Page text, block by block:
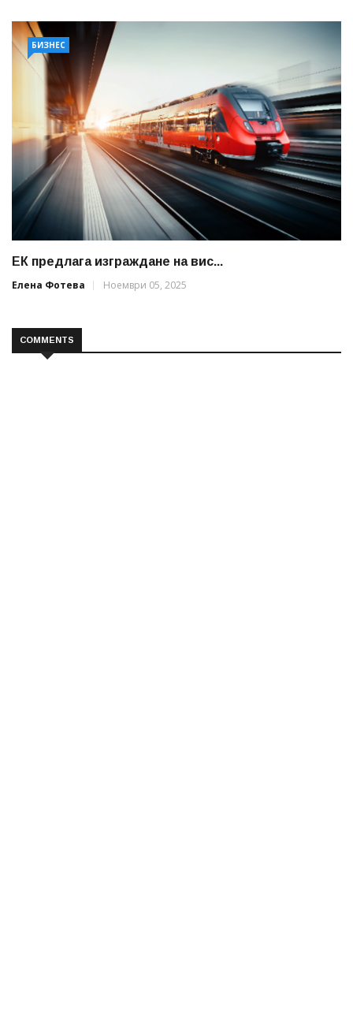
БИЗНЕС
ЕК предлага изграждане на вис...
Елена Фотева
Ноември 05, 2025
COMMENTS